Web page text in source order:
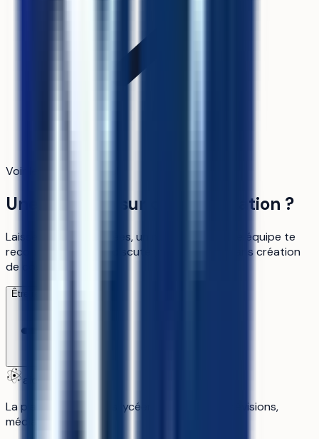
Voir le détail du calcul
Une question sur cette formation ?
Laisse tes coordonnées, un membre de notre équipe te
recontacte pour en discuter, c'est gratuit, sans création
de compte.
Être recontacté
aiduka
La plateforme n°1 des lycéens : orientation, révisions,
média.